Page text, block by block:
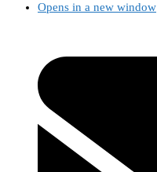
Opens in a new window